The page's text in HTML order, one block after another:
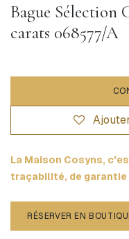
Bague Sélection
carats 068577/A
La Maison Cosyns,
traçabilité, de garantie
RÉSERVER EN